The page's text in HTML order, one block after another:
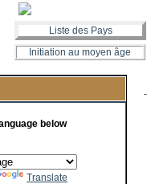
Liste des Pays
Initiation au moyen âge
below
Translate